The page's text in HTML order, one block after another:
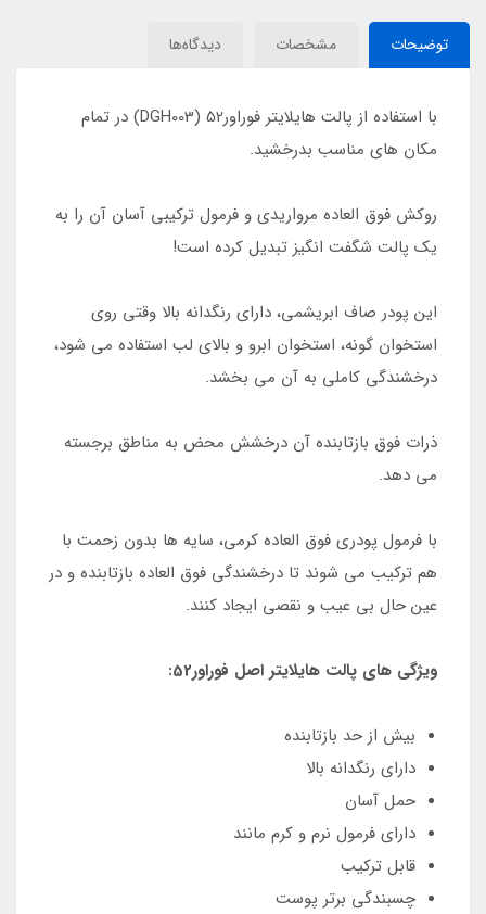
توضیحات مشخصات دیدگاه‌ها
با استفاده از پالت هایلایتر فوراور52 (DGH003) در تمام
مکان های مناسب بدرخشید.
روکش فوق العاده مرواریدی و فرمول ترکیبی آسان آن را به
یک پالت شگفت انگیز تبدیل کرده است!
این پودر صاف ابریشمی، دارای رنگدانه بالا وقتی روی
استخوان گونه، استخوان ابرو و بالای لب استفاده می شود،
درخشندگی کاملی به آن می بخشد.
ذرات فوق بازتابنده آن درخشش محض به مناطق برجسته
می دهد.
با فرمول پودری فوق العاده کرمی، سایه ها بدون زحمت با
هم ترکیب می شوند تا درخشندگی فوق العاده بازتابنده و در
عین حال بی عیب و نقصی ایجاد کنند.
ویژگی های پالت هایلایتر اصل فوراور52:
بیش از حد بازتابنده
دارای رنگدانه بالا
حمل آسان
دارای فرمول نرم و کرم مانند
قابل ترکیب
چسبندگی برتر پوست